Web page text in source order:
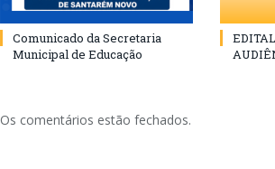
Comunicado da Secretaria
Municipal de Educação
Os comentários estão fechados.